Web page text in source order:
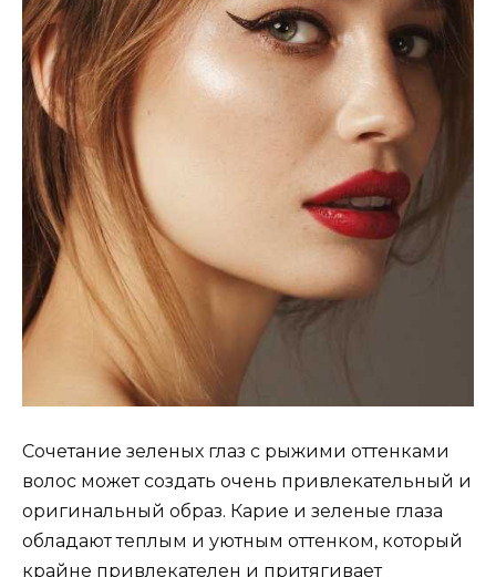
Сочетание зеленых глаз с рыжими оттенками
волос может создать очень привлекательный и
оригинальный образ. Карие и зеленые глаза
обладают теплым и уютным оттенком, который
крайне привлекателен и притягивает